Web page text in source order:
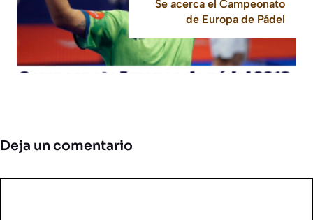
Se acerca el Campeonato
de Europa de Pádel
Deja un comentario